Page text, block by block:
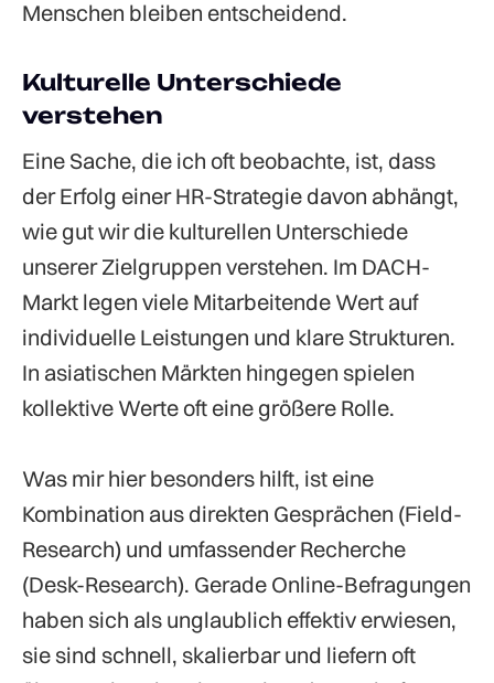
Menschen bleiben entscheidend.
Kulturelle Unterschiede
verstehen
Eine Sache, die ich oft beobachte, ist, dass
der Erfolg einer HR-Strategie davon abhängt,
wie gut wir die kulturellen Unterschiede
unserer Zielgruppen verstehen. Im DACH-
Markt legen viele Mitarbeitende Wert auf
individuelle Leistungen und klare Strukturen.
In asiatischen Märkten hingegen spielen
kollektive Werte oft eine größere Rolle.
Was mir hier besonders hilft, ist eine
Kombination aus direkten Gesprächen (Field-
Research) und umfassender Recherche
(Desk-Research). Gerade Online-Befragungen
haben sich als unglaublich effektiv erwiesen,
sie sind schnell, skalierbar und liefern oft